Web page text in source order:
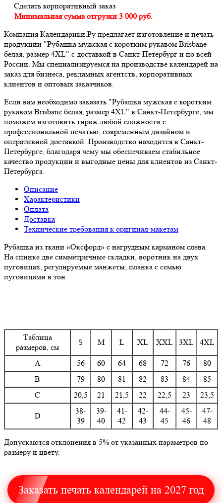
Сделать корпоративный заказ
Минимальная сумма отгрузки 3 000 руб.
Компания Календарики.Ру предлагает изготовление и печать
продукции "Рубашка мужская с коротким рукавом Brisbane
белая, размер 4XL" с доставкой в Санкт-Петербург и по всей
России. Мы специализируемся на производстве календарей на
заказ для бизнеса, рекламных агентств, корпоративных
клиентов и оптовых заказчиков.
Если вам необходимо заказать "Рубашка мужская с коротким
рукавом Brisbane белая, размер 4XL" в Санкт-Петербурге, мы
поможем изготовить тираж любой сложности с
профессиональной печатью, современным дизайном и
оперативной доставкой. Производство находится в Санкт-
Петербурге, благодаря чему мы обеспечиваем стабильное
качество продукции и выгодные цены для клиентов из Санкт-
Петербурга.
Описание
Характеристики
Оплата
Доставка
Технические требования к оригинал-макетам
Рубашка из ткани «Оксфорд» с нагрудным карманом слева.
На спинке две симметричные складки, воротник на двух
пуговицах, регулируемые манжеты, планка с семью
пуговицами в тон.
Таблица
размеров, см
S M L XL XXL 3XL 4XL
A 56 60 64 68 72 76
80
B
79 80 81 82 83 84
85
C
20,5 21 21,5 22 22,5 23 23,5
D
38-
39
39-
40
41-
42
42-
43
44-
45
45-
46
47-
48
Допускаются отклонения в 5% от указанных параметров по
размеру и цвету.
Заказать печать календарей на 2027 год